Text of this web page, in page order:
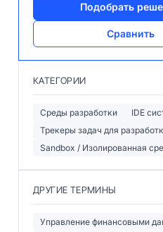
Подобрать
Сравнить
КАТЕГОРИИ
Среды разработки
IDE
Трекеры задач для
Sandbox / Изолированная
ДРУГИЕ ТЕРМИНЫ
Управление финансовыми